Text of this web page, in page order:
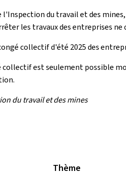
l'Inspection du travail et des
les travaux des entreprises
collectif d'été 2025des
collectif est seulement possible
du travail et des mines
Thème